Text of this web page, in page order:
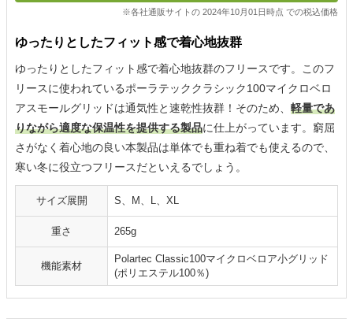
※各社通販サイトの 2024年10月01日時点 での税込価格
ゆったりとしたフィット感で着心地抜群
ゆったりとしたフィット感で着心地抜群のフリースです。このフ
リースに使われているポーラテッククラシック100マイクロベロ
アスモールグリッドは通気性と速乾性抜群！そのため、 軽量であ
りながら適度な保温性を提供する製品に仕上がっています。窮屈
さがなく着心地の良い本製品は単体でも重ね着でも使えるので、
寒い冬に役立つフリースだといえるでしょう。
サイズ展開 S、M、L、XL
重さ 265g
機能素材
Polartec Classic100マイクロベロア小グリッド
(ポリエステル100％)